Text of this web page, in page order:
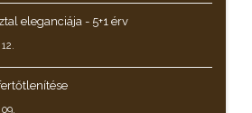
eleganciája - 5+1 érv